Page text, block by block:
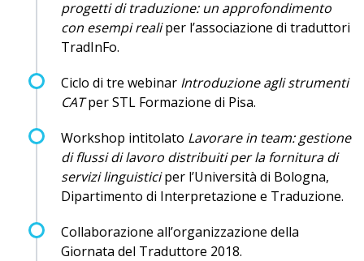
progetti di traduzione: un approfondimento
con esempi realiper l’associazione di traduttori
TradInFo.
Ciclo di tre webinar Introduzione agli strumenti
CATper STL Formazione di Pisa.
Workshop intitolato Lavorare in team: gestione
di flussi di lavoro distribuiti per la fornitura di
servizi linguisticiper l’Università di Bologna,
Dipartimento di Interpretazione e Traduzione.
Collaborazione all’organizzazione della
Giornata del Traduttore 2018.